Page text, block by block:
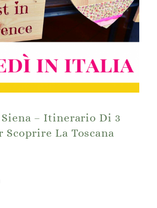
Siena – Itinerario Di 3
Scoprire La Toscana